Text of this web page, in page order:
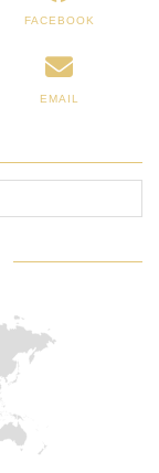
FACEBOOK
EMAIL